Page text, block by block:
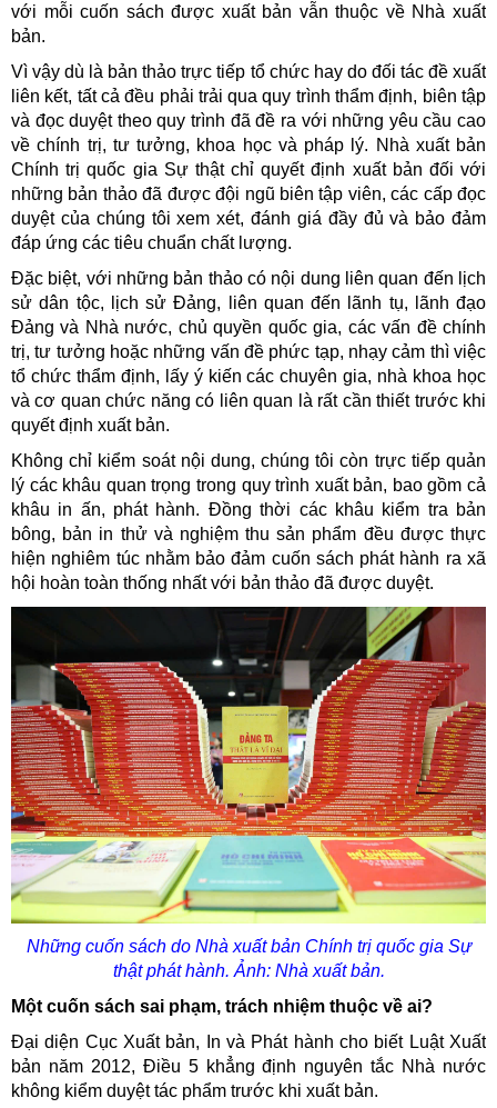
với mỗi cuốn sách được xuất bản vẫn thuộc về Nhà xuất
bản.
Vì vậy dù là bản thảo trực tiếp tổ chức hay do đối tác đề xuất
liên kết, tất cả đều phải trải qua quy trình thẩm định, biên tập
và đọc duyệt theo quy trình đã đề ra với những yêu cầu cao
về chính trị, tư tưởng, khoa học và pháp lý. Nhà xuất bản
Chính trị quốc gia Sự thật chỉ quyết định xuất bản đối với
những bản thảo đã được đội ngũ biên tập viên, các cấp đọc
duyệt của chúng tôi xem xét, đánh giá đầy đủ và bảo đảm
đáp ứng các tiêu chuẩn chất lượng.
Đặc biệt, với những bản thảo có nội dung liên quan đến lịch
sử dân tộc, lịch sử Đảng, liên quan đến lãnh tụ, lãnh đạo
Đảng và Nhà nước, chủ quyền quốc gia, các vấn đề chính
trị, tư tưởng hoặc những vấn đề phức tạp, nhạy cảm thì việc
tổ chức thẩm định, lấy ý kiến các chuyên gia, nhà khoa học
và cơ quan chức năng có liên quan là rất cần thiết trước khi
quyết định xuất bản.
Không chỉ kiểm soát nội dung, chúng tôi còn trực tiếp quản
lý các khâu quan trọng trong quy trình xuất bản, bao gồm cả
khâu in ấn, phát hành. Đồng thời các khâu kiểm tra bản
bông, bản in thử và nghiệm thu sản phẩm đều được thực
hiện nghiêm túc nhằm bảo đảm cuốn sách phát hành ra xã
hội hoàn toàn thống nhất với bản thảo đã được duyệt.
Những cuốn sách do Nhà xuất bản Chính trị quốc gia Sự
thật phát hành. Ảnh: Nhà xuất bản.
Một cuốn sách sai phạm, trách nhiệm thuộc về ai?
Đại diện Cục Xuất bản, In và Phát hành cho biết Luật Xuất
bản năm 2012, Điều 5 khẳng định nguyên tắc Nhà nước
không kiểm duyệt tác phẩm trước khi xuất bản.